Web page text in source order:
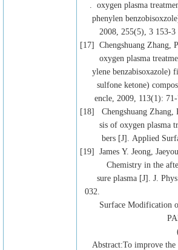
. oxygen plasma
phenylen
2008, 255(5), 3 153-3
[17] Chengshuang Zhang,
oxygen plasma
ylene benzabisoxazole)
sulfone ketone)
encle, 2009, 113(1): 71-
[18] Chengshuang Zhang,
sis of oxygen plasma
bers [J]. Applied
[19] James Y. Jeong,
Chemistry in the
sure plasma [J]. J.
032.
Surface Modification of
PAN Xian-Iin9
(College of
Abstract:To improve the